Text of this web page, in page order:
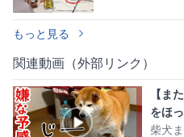
もっと見る
関連動画（外部リンク）
【ま
をほ
柴犬